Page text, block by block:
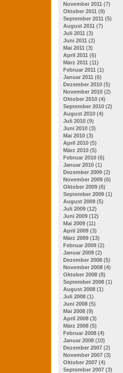
November 2011 (7)
Oktober 2011 (9)
September 2011 (5)
August 2011 (7)
Juli 2011 (3)
Juni 2011 (2)
Mai 2011 (3)
April 2011 (6)
März 2011 (11)
Februar 2011 (1)
Januar 2011 (6)
Dezember 2010 (5)
November 2010 (2)
Oktober 2010 (4)
September 2010 (2)
August 2010 (4)
Juli 2010 (9)
Juni 2010 (3)
Mai 2010 (3)
April 2010 (5)
März 2010 (5)
Februar 2010 (6)
Januar 2010 (1)
Dezember 2009 (2)
November 2009 (6)
Oktober 2009 (6)
September 2009 (1)
August 2009 (5)
Juli 2009 (12)
Juni 2009 (12)
Mai 2009 (11)
April 2009 (3)
März 2009 (13)
Februar 2009 (2)
Januar 2009 (2)
Dezember 2008 (5)
November 2008 (4)
Oktober 2008 (8)
September 2008 (1)
August 2008 (1)
Juli 2008 (1)
Juni 2008 (5)
Mai 2008 (9)
April 2008 (3)
März 2008 (5)
Februar 2008 (4)
Januar 2008 (10)
Dezember 2007 (2)
November 2007 (3)
Oktober 2007 (4)
September 2007 (3)